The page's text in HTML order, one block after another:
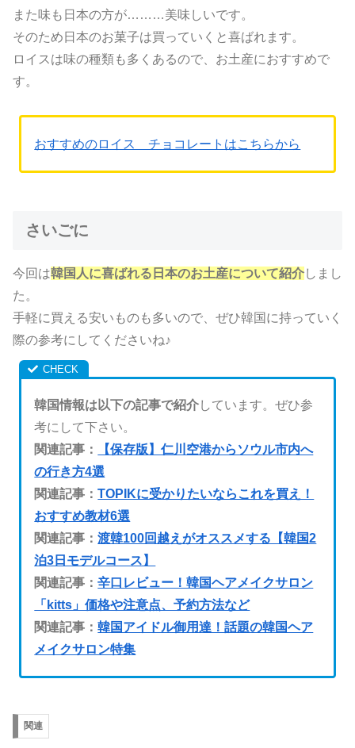
また味も日本の方が………美味しいです。
そのため日本のお菓子は買っていくと喜ばれます。
ロイスは味の種類も多くあるので、お土産におすすめで
す。
おすすめのロイス チョコレートはこちらから
さいごに
今回は韓国人に喜ばれる日本のお土産について紹介しまし
た。
手軽に買える安いものも多いので、ぜひ韓国に持っていく
際の参考にしてくださいね♪
韓国情報は以下の記事で紹介しています。ぜひ参
考にして下さい。
関連記事：
【保存版】仁川空港からソウル市内へ
の行き方4選
関連記事：TOPIKに受かりたいならこれを買え！
おすすめ教材6選
関連記事：渡韓100回越えがオススメする【韓国2
泊3日モデルコース】
関連記事：辛口レビュー！韓国ヘアメイクサロン
「kitts」価格や注意点、予約方法など
関連記事：韓国アイドル御用達！話題の韓国ヘア
メイクサロン特集
関連